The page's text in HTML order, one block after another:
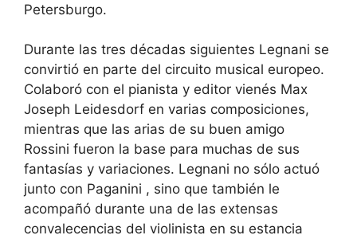
Petersburgo.
Durante las tres décadas siguientes Legnani se
convirtió en parte del circuito musical europeo.
Colaboró con el pianista y editor vienés Max
Joseph Leidesdorf en varias composiciones,
mientras que las arias de su buen amigo
Rossini fueron la base para muchas de sus
fantasías y variaciones. Legnani no sólo actuó
junto con Paganini , sino que también le
acompañó durante una de las extensas
convalecencias del violinista en su estancia